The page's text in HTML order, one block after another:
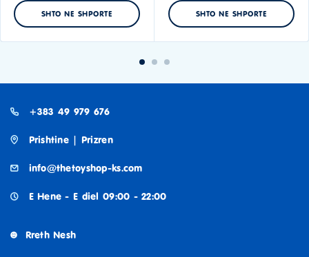
SHTO NE SHPORTE SHTO NE SHPORTE
+383 49 979 676
Prishtine | Prizren
info@thetoyshop-ks.com
E Hene - E diel 09:00 - 22:00
Rreth Nesh